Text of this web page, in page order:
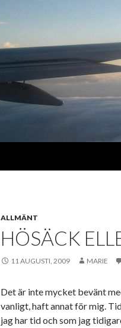
ALLMÄNT
HÖSÄCK
11 AUGUSTI, 2009 MARIE
Det är inte mycket bevänt
vanligt, haft annat för mig.
jag har tid och som jag